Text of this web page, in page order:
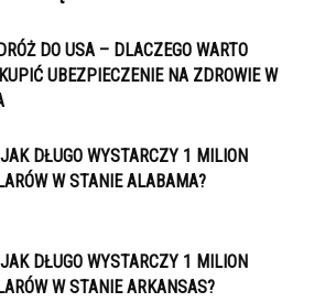
DO USA – DLACZEGO WARTO
UBEZPIECZENIE NA ZDROWIE W
DŁUGO WYSTARCZY 1 MILION
W STANIE ALABAMA?
DŁUGO WYSTARCZY 1 MILION
W STANIE ARKANSAS?